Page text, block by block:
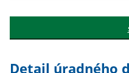
Popis:
Detail úradného